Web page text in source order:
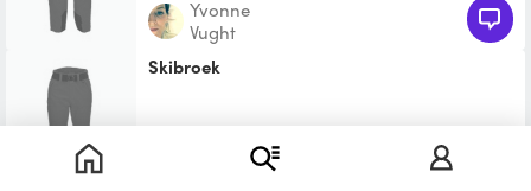
Yvonne
Vught
Skibroek